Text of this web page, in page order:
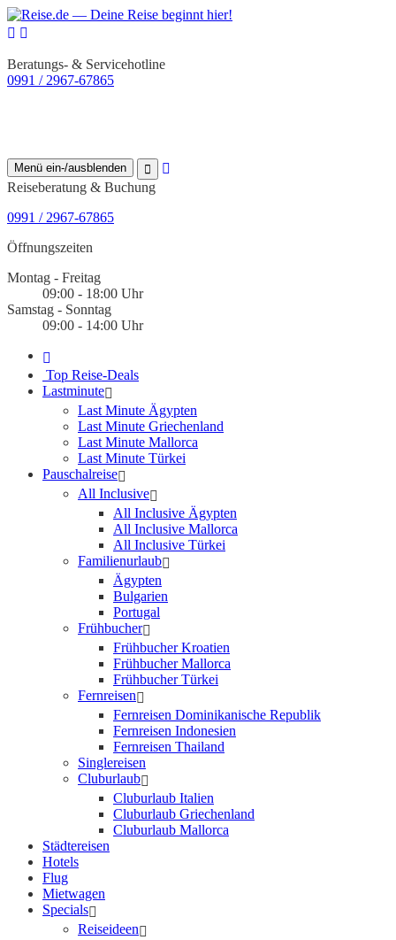
Beratungs- & Servicehotline
0991 / 2967-67865
Menü ein-/ausblenden
Reiseberatung & Buchung
0991 / 2967-67865
Öffnungszeiten
Montag - Freitag
09:00 - 18:00 Uhr
Samstag - Sonntag
09:00 - 14:00 Uhr
Top Reise-Deals
Lastminute
Last Minute Ägypten
Last Minute Griechenland
Last Minute Mallorca
Last Minute Türkei
Pauschalreise
All Inclusive
All Inclusive Ägypten
All Inclusive Mallorca
All Inclusive Türkei
Familienurlaub
Ägypten
Bulgarien
Portugal
Frühbucher
Frühbucher Kroatien
Frühbucher Mallorca
Frühbucher Türkei
Fernreisen
Fernreisen Dominikanische Republik
Fernreisen Indonesien
Fernreisen Thailand
Singlereisen
Cluburlaub
Cluburlaub Italien
Cluburlaub Griechenland
Cluburlaub Mallorca
Städtereisen
Hotels
Flug
Mietwagen
Specials
Reiseideen